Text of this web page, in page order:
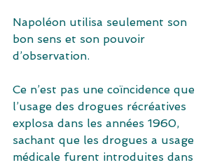
Napoléon utilisa seulement son
bon sens et son pouvoir
d’observation.
Ce n’est pas une coïncidence que
l’usage des drogues récréatives
explosa dans les années 1960,
sachant que les drogues a usage
médicale furent introduites dans